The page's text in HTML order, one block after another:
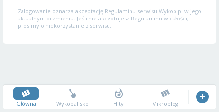
Zalogowanie oznacza akceptację Regulaminu serwisu Wykop.pl w jego
aktualnym brzmieniu. Jeśli nie akceptujesz Regulaminu w całości,
prosimy o niekorzystanie z serwisu.
Główna Wykopalisko Hity Mikroblog